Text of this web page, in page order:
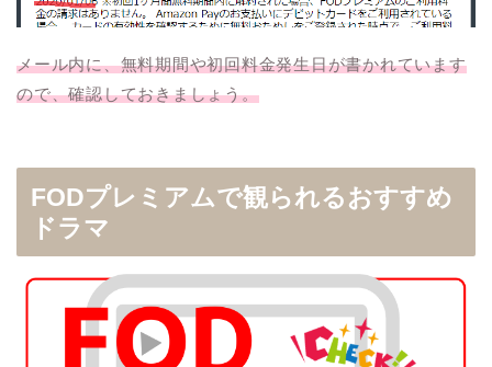
メール内に、無料期間や初回料金発生日が書かれています
ので、確認しておきましょう。
FODプレミアムで観られるおすすめ
ドラマ